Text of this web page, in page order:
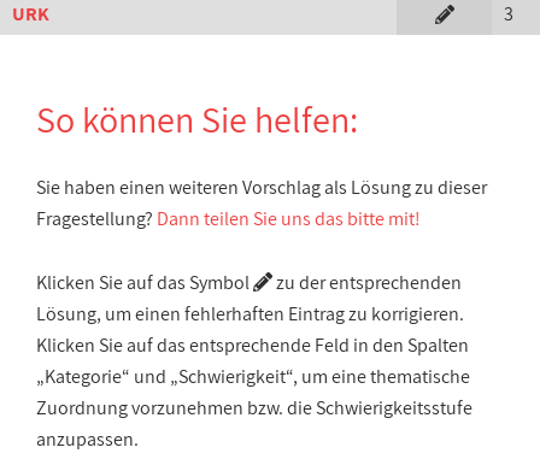
URK
3
So können Sie helfen:
Sie haben einen weiteren Vorschlag als Lösung zu dieser
Fragestellung? Dann teilen Sie uns das bitte mit!
Klicken Sie auf das Symbol
zu der entsprechenden
Lösung, um einen fehlerhaften Eintrag zu korrigieren.
Klicken Sie auf das entsprechende Feld in den Spalten
„Kategorie“ und „Schwierigkeit“, um eine thematische
Zuordnung vorzunehmen bzw. die Schwierigkeitsstufe
anzupassen.